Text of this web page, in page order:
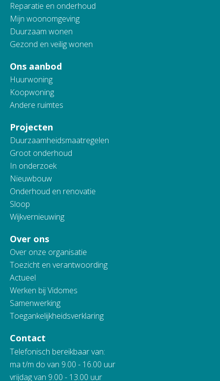
Reparatie en onderhoud
Mijn woonomgeving
Duurzaam wonen
Gezond en veilig wonen
Ons aanbod
Huurwoning
Koopwoning
Andere ruimtes
Projecten
Duurzaamheidsmaatregelen
Groot onderhoud
In onderzoek
Nieuwbouw
Onderhoud en renovatie
Sloop
Wijkvernieuwing
Over ons
Over onze organisatie
Toezicht en verantwoording
Actueel
Werken bij Vidomes
Samenwerking
Toegankelijkheidsverklaring
Contact
Telefonisch bereikbaar van:
ma t/m do van 9.00 - 16.00 uur
vrijdag van 9.00 - 13.00 uur